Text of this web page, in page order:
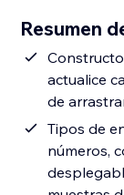
Resumen
actualice
de
Tipos de
números,